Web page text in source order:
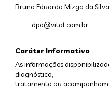
Caráter Informativo
As informações
diagnóstico,
tratamento ou
Bruno Eduardo Mizga da Silva
dpo@vitat.com.br